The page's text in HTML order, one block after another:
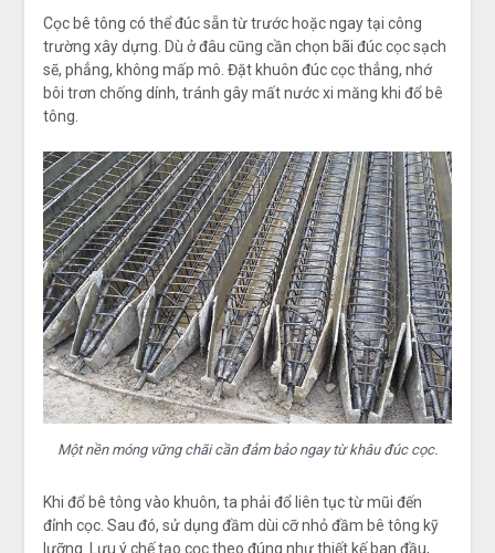
Cọc bê tông có thể đúc sẵn từ trước hoặc ngay tại công
trường xây dựng. Dù ở đâu cũng cần chọn bãi đúc cọc sạch
sẽ, phẳng, không mấp mô. Đặt khuôn đúc cọc thẳng, nhớ
bôi trơn chống dính, tránh gây mất nước xi măng khi đổ bê
tông.
Một nền móng vững chãi cần đảm bảo ngay từ khâu đúc cọc.
Khi đổ bê tông vào khuôn, ta phải đổ liên tục từ mũi đến
đỉnh cọc. Sau đó, sử dụng đầm dùi cỡ nhỏ đầm bê tông kỹ
lưỡng. Lưu ý chế tạo cọc theo đúng như thiết kế ban đầu,